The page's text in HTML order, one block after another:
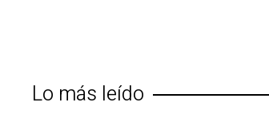
Lo más leído